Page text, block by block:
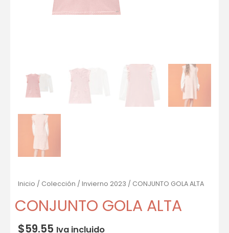
Inicio / Colección / Invierno 2023 / CONJUNTO GOLA ALTA
CONJUNTO GOLA ALTA
$59.55 Iva incluido